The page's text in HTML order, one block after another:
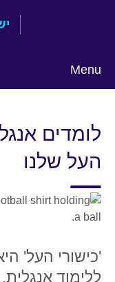
Menu
language
לומדים
העל שלנו
'כישורי העל'
ללימוד